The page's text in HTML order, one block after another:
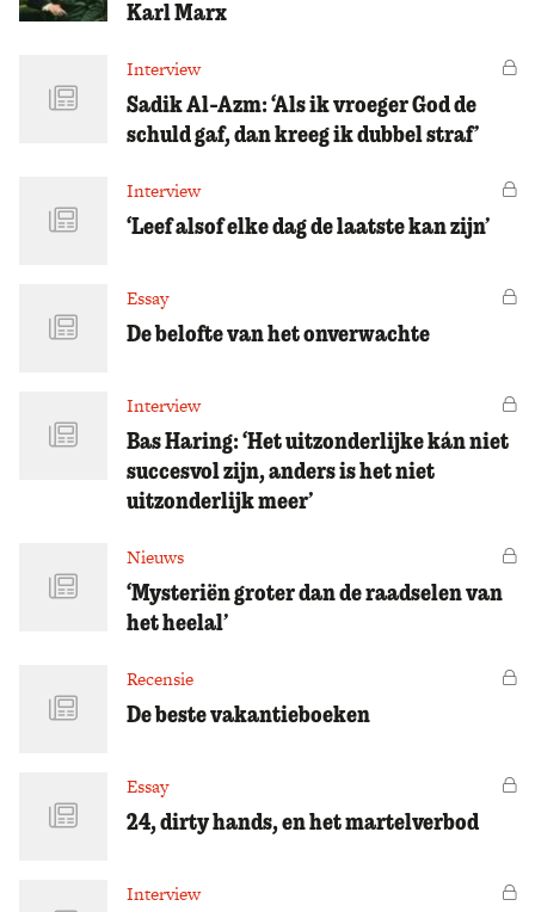
Karl Marx
Interview
Sadik Al-Azm: ‘Als ik vroeger God de
schuld gaf, dan kreeg ik dubbel straf’
Interview
‘Leef alsof elke dag de laatste kan zijn’
Essay
De belofte van het onverwachte
Interview
Bas Haring: ‘Het uitzonderlijke kán niet
succesvol zijn, anders is het niet
uitzonderlijk meer’
Nieuws
‘Mysteriën groter dan de raadselen van
het heelal’
Recensie
De beste vakantieboeken
Essay
24, dirty hands, en het martelverbod
Interview